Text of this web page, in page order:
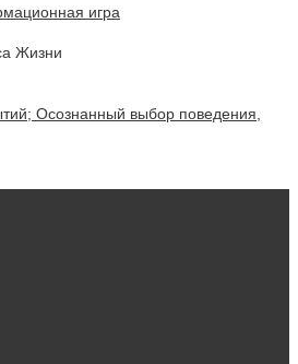
игра
Жизни
Осознанный выбор поведения,